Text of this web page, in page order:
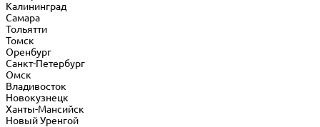
Калининград
Самара
Тольятти
Томск
Оренбург
Санкт-Петербург
Омск
Владивосток
Новокузнецк
Ханты-Мансийск
Новый Уренгой